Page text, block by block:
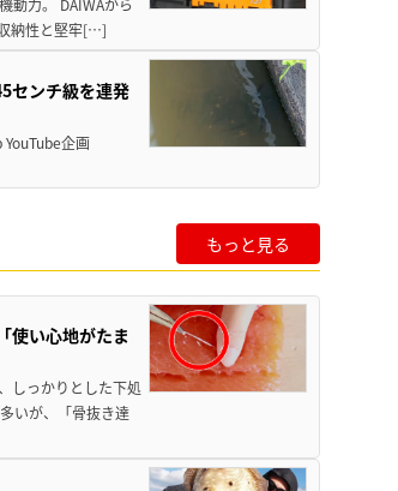
動力。 DAIWAから
納性と堅牢[…]
センチ級を連発
企画
もっと見る
使い心地がたま
しっかりとした下処
いが、「骨抜き達